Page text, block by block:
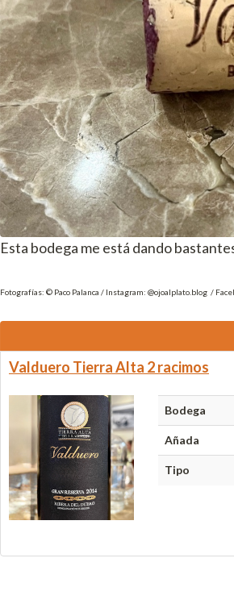
Esta bodega me está dando
Fotografías: © Paco Palanca / Instagram: @ojoalplato.blog /
Valduero Tierra Alta 2 racimos
Bodega
Añada
Tipo